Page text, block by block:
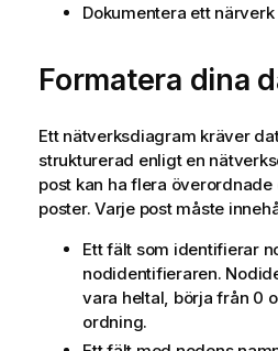
o
Dokumentera ett
Formatera dina
Ett nätverksdiagram kräver
strukturerad enligt en
post kan ha flera
poster. Varje post måste
Ett fält som identifierar
nodidentifieraren.
vara heltal, börja från 0
ordning.